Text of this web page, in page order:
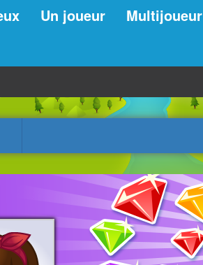
Un joueur Multijoueur